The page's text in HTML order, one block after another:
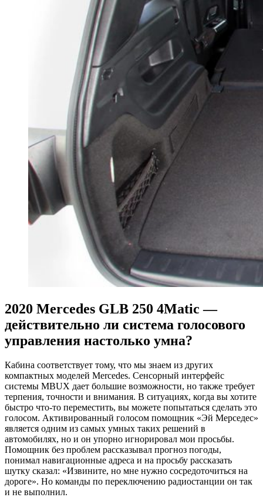
2020 Mercedes GLB 250 4Matic —
действительно ли система голосового
управления настолько умна?
Кабина соответствует тому, что мы знаем из других
компактных моделей Mercedes. Сенсорный интерфейс
системы MBUX дает большие возможности, но также требует
терпения, точности и внимания. В ситуациях, когда вы хотите
быстро что-то переместить, вы можете попытаться сделать это
голосом. Активированный голосом помощник «Эй Мерседес»
является одним из самых умных таких решений в
автомобилях, но и он упорно игнорировал мои просьбы.
Помощник без проблем рассказывал прогноз погоды,
понимал навигационные адреса и на просьбу рассказать
шутку сказал: «Извините, но мне нужно сосредоточиться на
дороге». Но команды по переключению радиостанции он так
и не выполнил.